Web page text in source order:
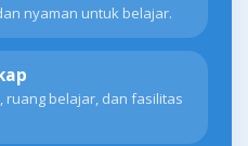
nyaman untuk belajar.
ruang belajar, dan fasilitas